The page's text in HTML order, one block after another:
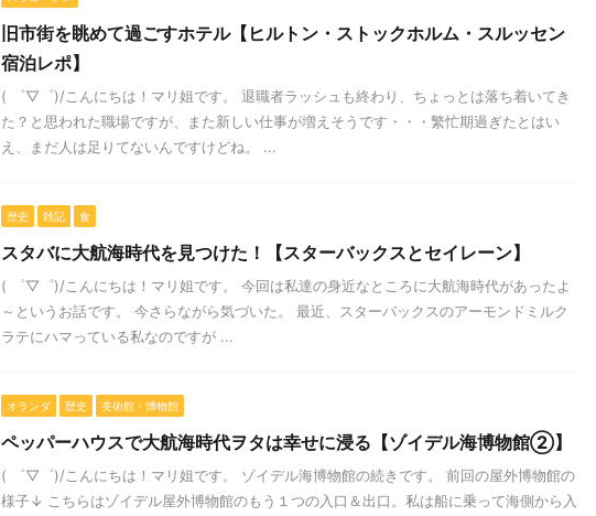
旧市街を眺めて過ごすホテル【ヒルトン・ストックホルム・スルッセン
宿泊レポ】
( ゜▽゜)/こんにちは！マリ姐です。 退職者ラッシュも終わり、ちょっとは落ち着いてき
た？と思われた職場ですが、また新しい仕事が増えそうです・・・繁忙期過ぎたとはい
え、まだ人は足りてないんですけどね。 ...
歴史 雑記 食
スタバに大航海時代を見つけた！【スターバックスとセイレーン】
( ゜▽゜)/こんにちは！マリ姐です。 今回は私達の身近なところに大航海時代があったよ
～というお話です。 今さらながら気づいた。 最近、スターバックスのアーモンドミルク
ラテにハマっている私なのですが ...
オランダ 歴史 美術館・博物館
ペッパーハウスで大航海時代ヲタは幸せに浸る【ゾイデル海博物館②】
( ゜▽゜)/こんにちは！マリ姐です。 ゾイデル海博物館の続きです。 前回の屋外博物館の
様子↓ こちらはゾイデル屋外博物館のもう１つの入口＆出口。私は船に乗って海側から入